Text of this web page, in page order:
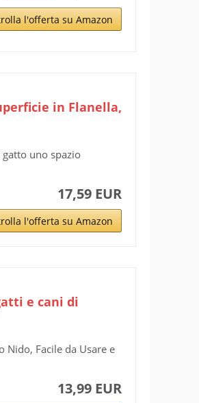
l'offerta su Amazon
in Flanella,
uno spazio
17,59 EUR
l'offerta su Amazon
e cani di
Nido, Facile da Usare e
13,99 EUR